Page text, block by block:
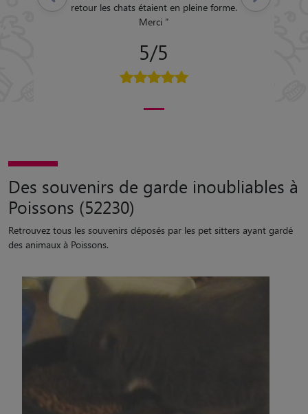
retour les chats étaient en pleine forme.
Merci "
5/5
Des souvenirs de garde inoubliables à
Poissons (52230)
Retrouvez tous les souvenirs déposés par les pet sitters ayant gardé
des animaux à Poissons.